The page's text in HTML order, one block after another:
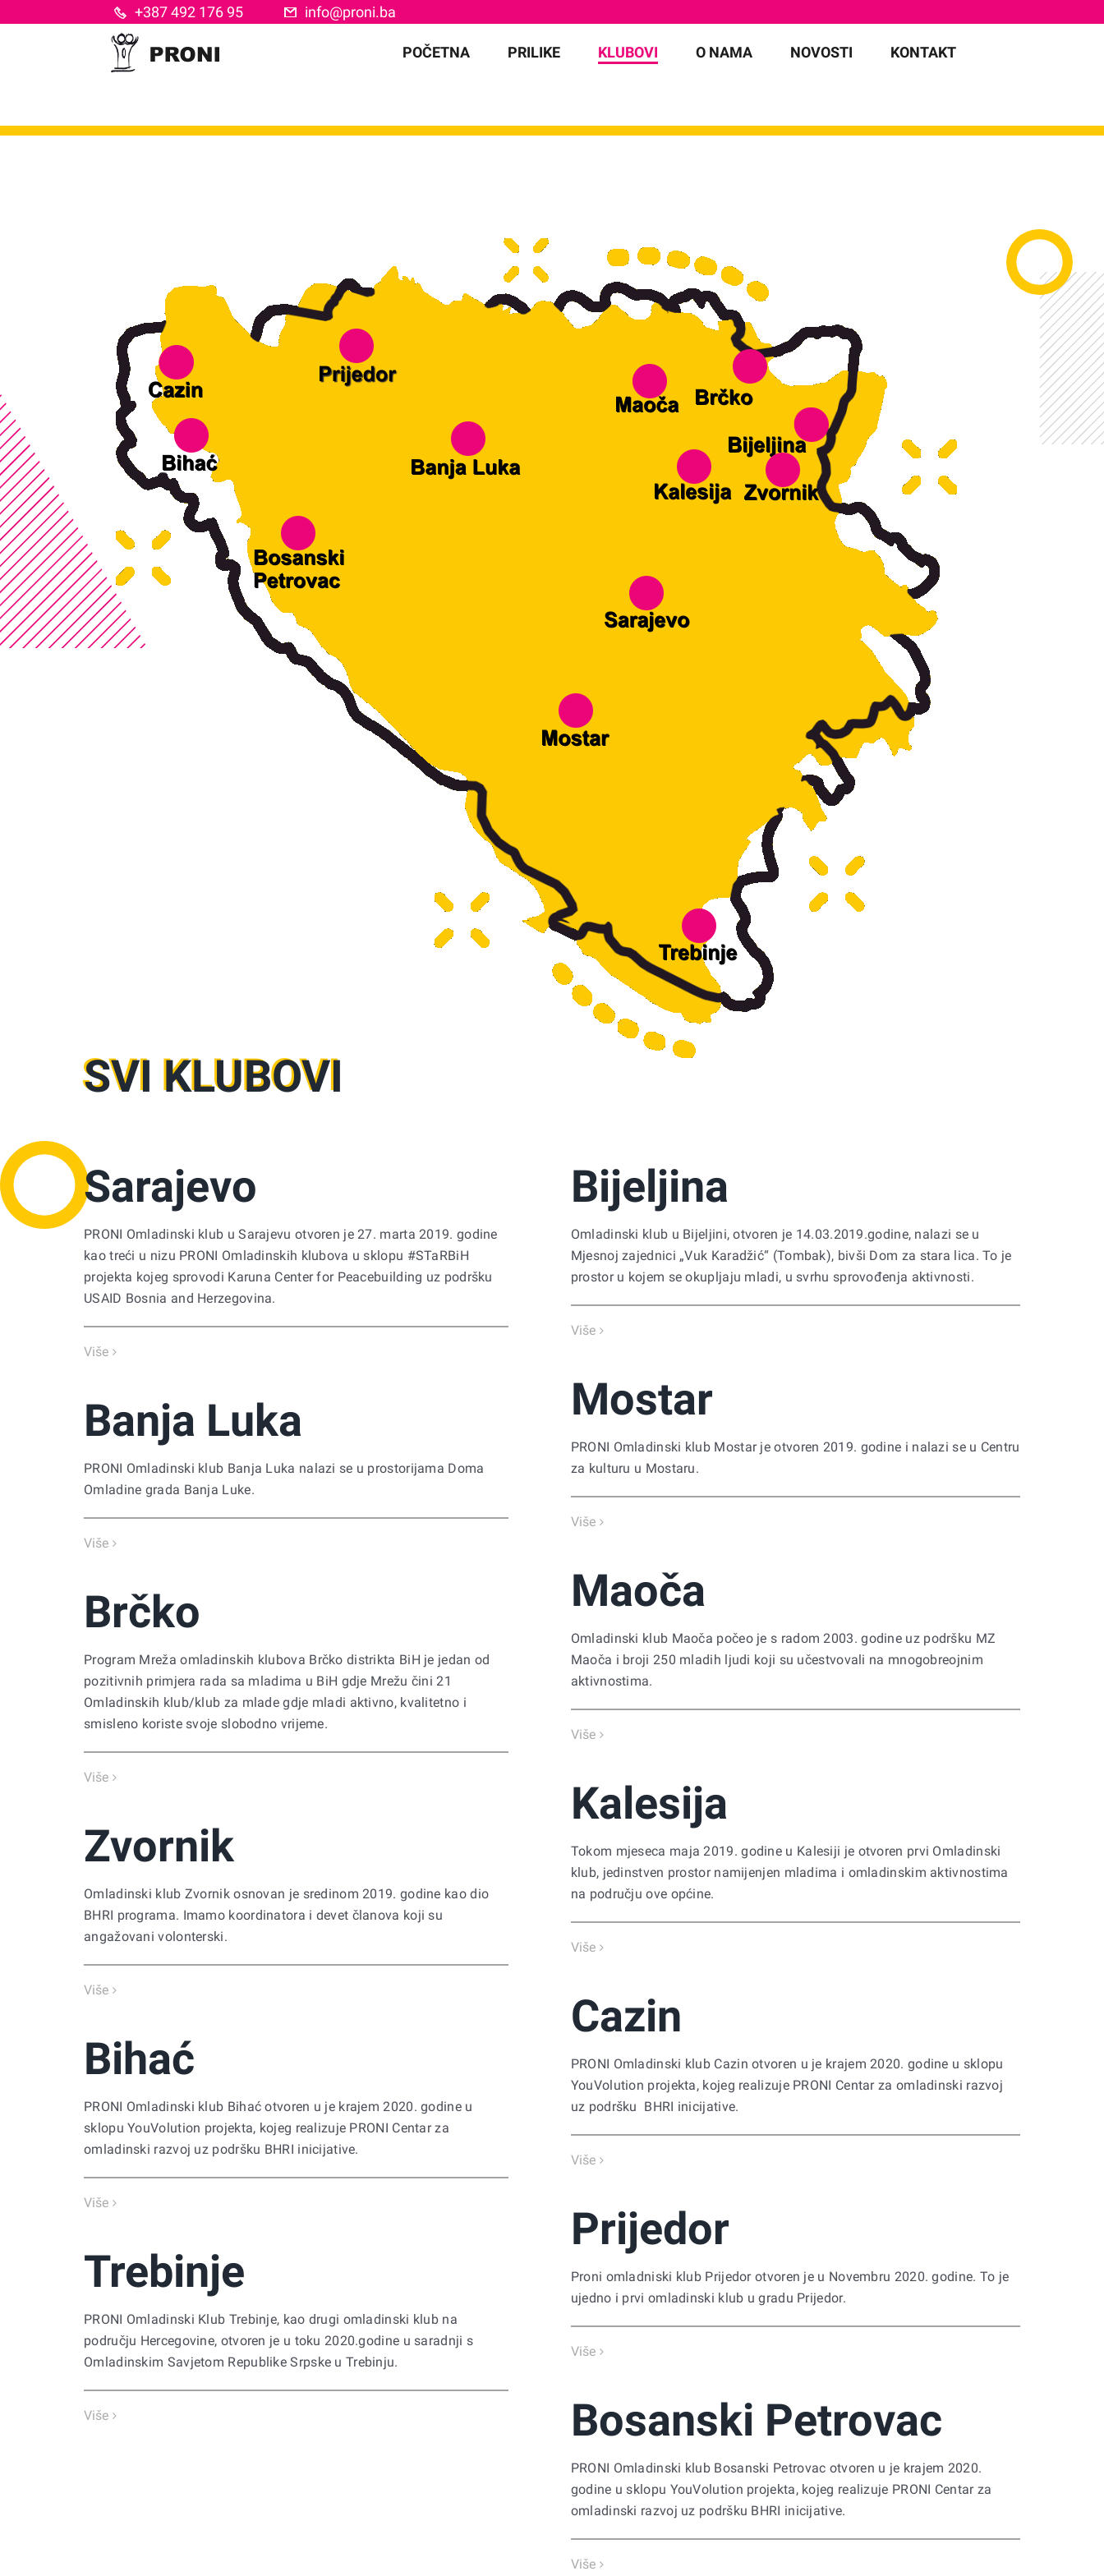
to
+387 492 176 95 info@proni.ba
POČETNA PRILIKE KLUBOVI O NAMA NOVOSTI KONTAKT
SVI KLUBOVI
Sarajevo
PRONI Omladinski klub u Sarajevu otvoren je 27. marta 2019. godine
kao treći u nizu PRONI Omladinskih klubova u sklopu #STaRBiH
projekta kojeg sprovodi Karuna Center for Peacebuilding uz podršku
USAID Bosnia and Herzegovina.
Više
Banja Luka
PRONI Omladinski klub Banja Luka nalazi se u prostorijama Doma
Omladine grada Banja Luke.
Više
Brčko
Program Mreža omladinskih klubova Brčko distrikta BiH je jedan od
pozitivnih primjera rada sa mladima u BiH gdje Mrežu čini 21
Omladinskih klub/klub za mlade gdje mladi aktivno, kvalitetno i
smisleno koriste svoje slobodno vrijeme.
Više
Zvornik
Omladinski klub Zvornik osnovan je sredinom 2019. godine kao dio
BHRI programa. Imamo koordinatora i devet članova koji su
angažovani volonterski.
Više
Bihać
PRONI Omladinski klub Bihać otvoren u je krajem 2020. godine u
sklopu YouVolution projekta, kojeg realizuje PRONI Centar za
omladinski razvoj uz podršku BHRI inicijative.
Više
Trebinje
PRONI Omladinski Klub Trebinje, kao drugi omladinski klub na
području Hercegovine, otvoren je u toku 2020.godine u saradnji s
Omladinskim Savjetom Republike Srpske u Trebinju.
Više
Bijeljina
Omladinski klub u Bijeljini, otvoren je 14.03.2019.godine, nalazi se u
Mjesnoj zajednici „Vuk Karadžić“ (Tombak), bivši Dom za stara lica. To je
prostor u kojem se okupljaju mladi, u svrhu sprovođenja aktivnosti.
Više
Mostar
PRONI Omladinski klub Mostar je otvoren 2019. godine i nalazi se u Centru
za kulturu u Mostaru.
Više
Maoča
Omladinski klub Maoča počeo je s radom 2003. godine uz podršku MZ
Maoča i broji 250 mladih ljudi koji su učestvovali na mnogobreojnim
aktivnostima.
Više
Kalesija
Tokom mjeseca maja 2019. godine u Kalesiji je otvoren prvi Omladinski
klub, jedinstven prostor namijenjen mladima i omladinskim aktivnostima
na području ove općine.
Više
Cazin
PRONI Omladinski klub Cazin otvoren u je krajem 2020. godine u sklopu
YouVolution projekta, kojeg realizuje PRONI Centar za omladinski razvoj
uz podršku BHRI inicijative.
Više
Prijedor
Proni omladniski klub Prijedor otvoren je u Novembru 2020. godine. To je
ujedno i prvi omladinski klub u gradu Prijedor.
Više
Bosanski Petrovac
PRONI Omladinski klub Bosanski Petrovac otvoren u je krajem 2020.
godine u sklopu YouVolution projekta, kojeg realizuje PRONI Centar za
omladinski razvoj uz podršku BHRI inicijative.
Više